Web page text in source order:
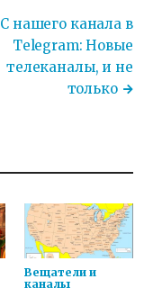
С нашего канала в
Telegram: Новые
телеканалы, и не
только
Вещатели и
каналы